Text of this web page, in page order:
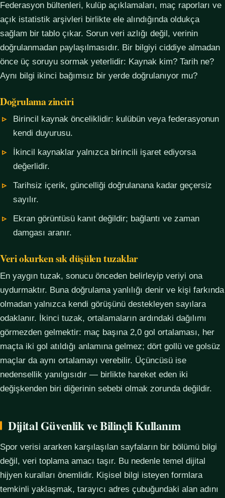
Federasyon bültenleri, kulüp açıklamaları, maç raporları ve
açık istatistik arşivleri birlikte ele alındığında oldukça
sağlam bir tablo çıkar. Sorun veri azlığı değil, verinin
doğrulanmadan paylaşılmasıdır. Bir bilgiyi ciddiye almadan
önce üç soruyu sormak yeterlidir: Kaynak kim? Tarih ne?
Aynı bilgi ikinci bağımsız bir yerde doğrulanıyor mu?
Doğrulama zinciri
Birincil kaynak önceliklidir: kulübün veya federasyonun
kendi duyurusu.
İkincil kaynaklar yalnızca birincili işaret ediyorsa
değerlidir.
Tarihsiz içerik, güncelliği doğrulanana kadar geçersiz
sayılır.
Ekran görüntüsü kanıt değildir; bağlantı ve zaman
damgası aranır.
Veri okurken sık düşülen tuzaklar
En yaygın tuzak, sonucu önceden belirleyip veriyi ona
uydurmaktır. Buna doğrulama yanlılığı denir ve kişi farkında
olmadan yalnızca kendi görüşünü destekleyen sayılara
odaklanır. İkinci tuzak, ortalamaların ardındaki dağılımı
görmezden gelmektir: maç başına 2,0 gol ortalaması, her
maçta iki gol atıldığı anlamına gelmez; dört gollü ve golsüz
maçlar da aynı ortalamayı verebilir. Üçüncüsü ise
nedensellik yanılgısıdır — birlikte hareket eden iki
değişkenden biri diğerinin sebebi olmak zorunda değildir.
Dijital Güvenlik ve Bilinçli Kullanım
Spor verisi ararken karşılaşılan sayfaların bir bölümü bilgi
değil, veri toplama amacı taşır. Bu nedenle temel dijital
hijyen kuralları önemlidir. Kişisel bilgi isteyen formlara
temkinli yaklaşmak, tarayıcı adres çubuğundaki alan adını